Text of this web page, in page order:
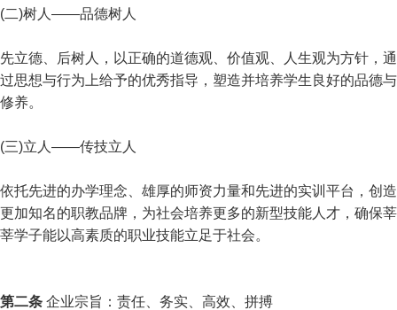
(二)树人——品德树人
先立德、后树人，以正确的道德观、价值观、人生观为方针，通
过思想与行为上给予的优秀指导，塑造并培养学生良好的品德与
修养。
(三)立人——传技立人
依托先进的办学理念、雄厚的师资力量和先进的实训平台，创造
更加知名的职教品牌，为社会培养更多的新型技能人才，确保莘
莘学子能以高素质的职业技能立足于社会。
第二条 企业宗旨：责任、务实、高效、拼搏